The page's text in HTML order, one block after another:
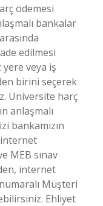
ödemesi
bankalar
edilmesi
veya iş
birini seçerek
Üniversite harç
anlaşmalı
bankamızın
internet
MEB sınav
internet
Müşteri
Ehliyet